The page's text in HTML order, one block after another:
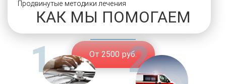
Продвинутые методики лечения
От 2500 руб.
КАК МЫ ПОМОГАЕМ
1 2